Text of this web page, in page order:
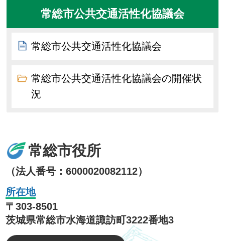
常総市公共交通活性化協議会
常総市公共交通活性化協議会
常総市公共交通活性化協議会の開催状
況
常総市役所
（法人番号：6000020082112）
所在地
〒303-8501
茨城県常総市水海道諏訪町3222番地3